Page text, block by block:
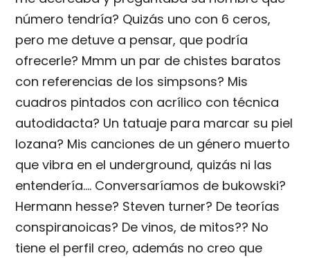
número tendría? Quizás uno con 6 ceros,
pero me detuve a pensar, que podría
ofrecerle? Mmm un par de chistes baratos
con referencias de los simpsons? Mis
cuadros pintados con acrílico con técnica
autodidacta? Un tatuaje para marcar su piel
lozana? Mis canciones de un género muerto
que vibra en el underground, quizás ni las
entendería…. Conversaríamos de bukowski?
Hermann hesse? Steven turner? De teorías
conspiranoicas? De vinos, de mitos?? No
tiene el perfil creo, además no creo que